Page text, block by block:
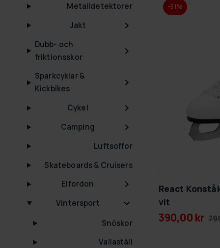
Metalldetektorer
Jakt
Dubb- och
friktionsskor
Sparkcyklar &
Kickbikes
Cykel
Camping
Luftsoffor
Skateboards & Cruisers
Elfordon
Vintersport
Snöskor
Vallaställ
-51%
React
vit
390,00 kr